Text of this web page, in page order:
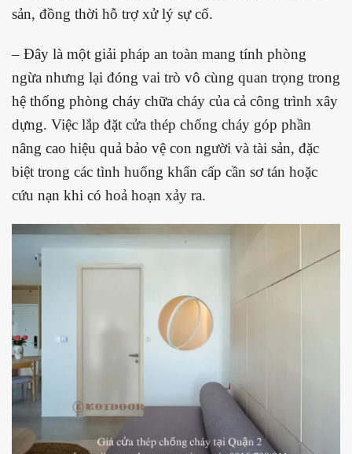
sản, đồng thời hỗ trợ xử lý sự cố.
– Đây là một giải pháp an toàn mang tính phòng
ngừa nhưng lại đóng vai trò vô cùng quan trọng trong
hệ thống phòng cháy chữa cháy của cả công trình xây
dựng. Việc lắp đặt cửa thép chống cháy góp phần
nâng cao hiệu quả bảo vệ con người và tài sản, đặc
biệt trong các tình huống khẩn cấp cần sơ tán hoặc
cứu nạn khi có hoả hoạn xảy ra.